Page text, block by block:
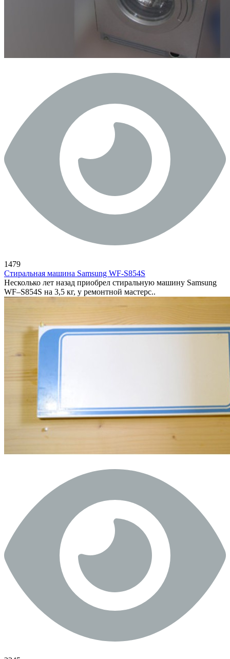
1479
Стиральная машина Samsung WF-S854S
Несколько лет назад приобрел стиральную машину Samsung
WF–S854S на 3,5 кг, у ремонтной мастерс..